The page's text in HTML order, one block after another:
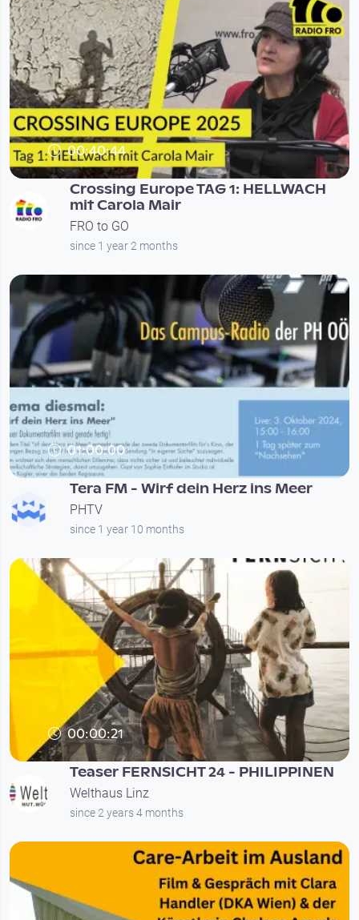
00:40:44
Crossing Europe TAG 1: HELLWACH
mit Carola Mair
FRO to GO
since 1 year 2 months
01:00:00
Tera FM - Wirf dein Herz ins Meer
PHTV
since 1 year 10 months
00:00:21
Teaser FERNSICHT 24 - PHILIPPINEN
Welthaus Linz
since 2 years 4 months